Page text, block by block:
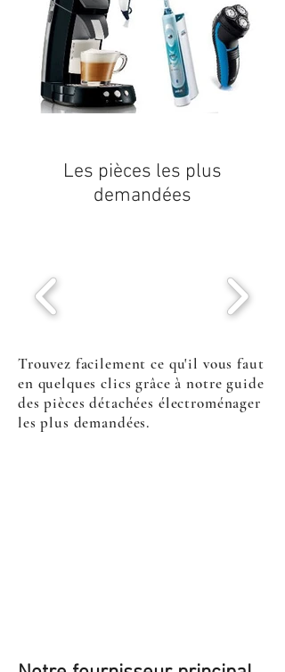
Les pièces les plus
demandées
Trouvez facilement ce qu'il vous faut
en quelques clics grâce à notre guide
des pièces détachées électroménager
les plus demandées.